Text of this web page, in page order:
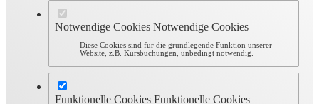
Notwendige Cookies Notwendige Cookies
Diese Cookies sind für die grundlegende Funktion unserer
Website, z.B. Kursbuchungen, unbedingt notwendig.
Funktionelle Cookies Funktionelle Cookies